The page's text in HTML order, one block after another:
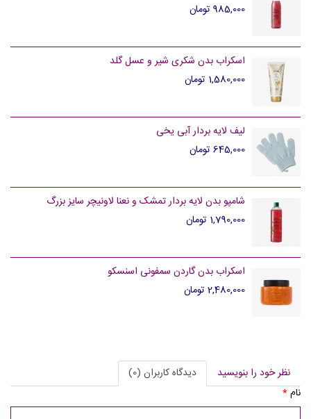
985,000 تومان
اسکراب بدن شکری شیر و عسل گلد
1,580,000 تومان
لیف لایه بردار آبی یخی
645,000 تومان
شامپو بدن لایه بردار تمشک و نعنا لاونیچر سایز بزرگ
1,790,000 تومان
اسکراب بدن گاردن سمفونی اسنسکو
2,480,000 تومان
نظر خود را بنویسید
دیدگاه کاربران (0)
نام*